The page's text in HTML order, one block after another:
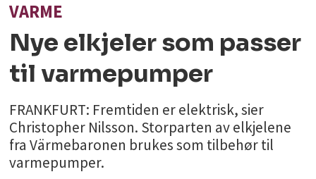
VARME
Nye elkjeler som passer
til varmepumper
FRANKFURT: Fremtiden er elektrisk, sier
Christopher Nilsson. Storparten av elkjelene
fra Värmebaronen brukes som tilbehør til
varmepumper.